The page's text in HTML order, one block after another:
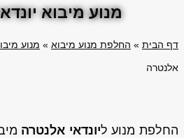
מנוע מיבוא
דף הבית » החלפת מנוע מיבוא » מנוע
אלנטרה
החלפת מנוע ליונדאי אלנטרה